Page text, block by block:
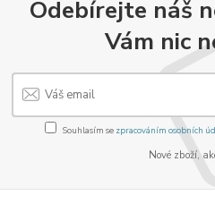
Odebírejte náš
Vám nic
Souhlasím se zpracováním osobních
Nové zboží,